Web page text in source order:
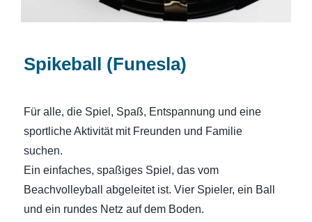
Spikeball (Funesla)
Für alle, die Spiel, Spaß, Entspannung und eine
sportliche Aktivität mit Freunden und Familie
suchen.
Ein einfaches, spaßiges Spiel, das vom
Beachvolleyball abgeleitet ist. Vier Spieler, ein Ball
und ein rundes Netz auf dem Boden.